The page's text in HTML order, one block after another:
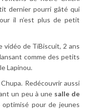
dernier pourri gâté qui
il n’est plus de petit
vidéo de TiBiscuit, 2 ans
comme des petits
Lapinou.
Redécouvrir aussi
un peu à unesalle de
pour de jeunes